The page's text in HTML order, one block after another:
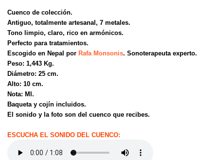
Cuenco de colección.
Antiguo, totalmente artesanal, 7 metales.
Tono limpio, claro, rico en armónicos.
Perfecto para tratamientos.
Escogido en Nepal por Rafa Monsonis. Sonoterapeuta experto.
Peso: 1,443 Kg.
Diámetro: 25 cm.
Alto: 10 cm.
Nota: MI.
Baqueta y cojín incluidos.
El sonido y la foto son del cuenco que recibes.
ESCUCHA EL SONIDO DEL CUENCO: